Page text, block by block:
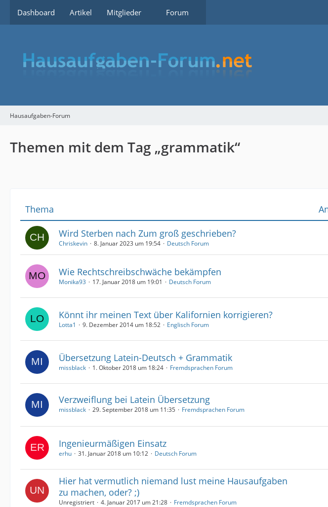
Dashboard Artikel Mitglieder Forum
Hausaufgaben-Forum
Themen mit dem Tag „grammatik“
Thema
Wird Sterben nach Zum groß geschrieben?
Chriskevin 8. Januar 2023 um 19:54 Deutsch Forum
Wie Rechtschreibschwäche bekämpfen
Monika93 17. Januar 2018 um 19:01 Deutsch Forum
Könnt ihr meinen Text über Kalifornien korrigieren?
Lotta1 9. Dezember 2014 um 18:52 Englisch Forum
Übersetzung Latein-Deutsch + Grammatik
missblack 1. Oktober 2018 um 18:24 Fremdsprachen Forum
Verzweiflung bei Latein Übersetzung
missblack 29. September 2018 um 11:35 Fremdsprachen Forum
Ingenieurmäßigen Einsatz
erhu 31. Januar 2018 um 10:12 Deutsch Forum
Hier hat vermutlich niemand lust meine Hausaufgaben
zu machen, oder? ;)
Unregistriert 4. Januar 2017 um 21:28 Fremdsprachen Forum